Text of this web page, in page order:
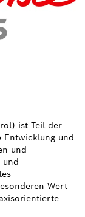
ist Teil der
Entwicklung und
und
und
Wert